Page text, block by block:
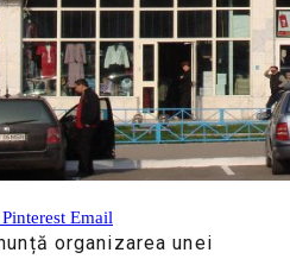
Pinterest Email
organizarea unei